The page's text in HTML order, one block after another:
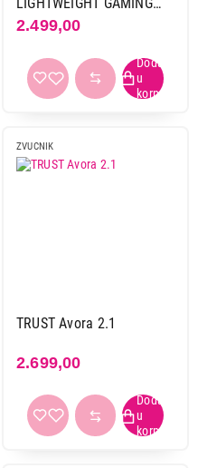
MOUSE
2.499,00
ZVUCNIK
TRUST Avora 2.1
2.699,00